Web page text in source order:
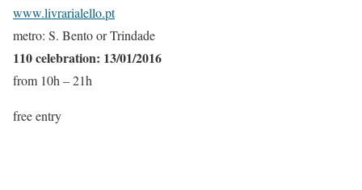
www.livrarialello.pt
metro: S. Bento or Trindade
110 celebration: 13/01/2016
from 10h – 21h
free entry